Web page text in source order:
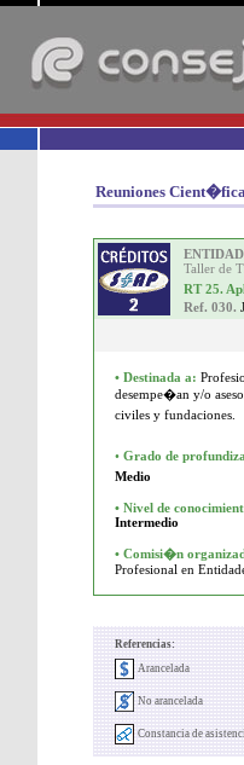
Reuniones
Taller de
RT 25.
Ref. 030.
• Destinada a:
desempe�an y/o
civiles y fundaciones.
• Grado de
Medio
• Nivel de
Intermedio
• Comisi�n
Profesional en
Referencias:
Arancelada
No arancelada
Constancia de